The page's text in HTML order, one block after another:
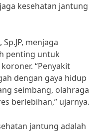
kesehatan jantung
menjaga
penting untuk
“Penyakit
dengan gaya hidup
seimbang, olahraga
berlebihan,” ujarnya.
jantung adalah